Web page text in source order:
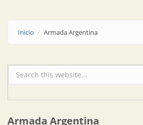
Inicio Armada Argentina
Formulario de búsqueda
Armada Argentina